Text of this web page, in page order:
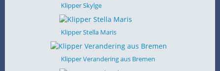
Klipper Skylge
Klipper Stella Maris
Klipper Verandering aus Bremen